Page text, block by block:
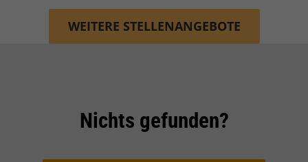
WEITERE STELLENANGEBOTE
Nichts gefunden?